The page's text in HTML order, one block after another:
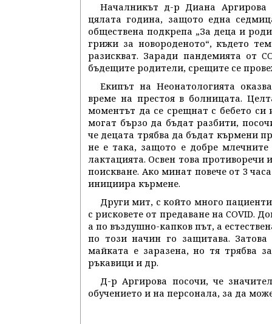
Началникът д-р Диана Аргирова
цялата година, защото една
обществена подкрепа „За деца и
грижи за новороденото“, където
разискват. Заради пандемията от
бъдещите родители, срещите се
Екипът на Неонатологията
време на престоя в болницата.
моментът да се срещнат с бебето си
могат бързо да бъдат разбити,
че децата трябва да бъдат кърмени
не е така, защото е добре
лактацията. Освен това противоречи
поискване. Ако минат повече от 3
инициира кърмене.
Други мит, с който много
с рисковете от предаване на COVID.
а по въздушно-капков път, а
по този начин го защитава.
майката е заразена, но тя трябва
ръкавици и др.
Д-р Аргирова посочи, че
обучението и на персонала, за да